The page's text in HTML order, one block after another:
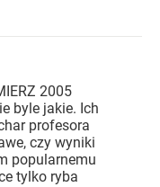
2005
byle jakie. Ich
profesora
czy wyniki
popularnemu
tylko ryba